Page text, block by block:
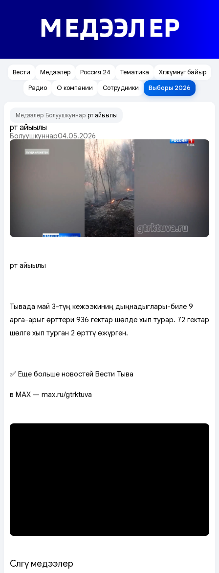
МЕДЭЭЛЕР
Вести Медээлер Россия 24 Тематика
Хөгжүмнүг байыр
Радио
О компании Сотрудники Выборы 2026
Медээлер Болуушкуннар Өрт айыылы
Өрт айыылы
Болуушкуннар04.05.2026
Өрт айыылы
Тывада май 3-түң кежээкиниң дыңнадыглары-биле 9
арга-арыг өрттери 936 гектар шөлде хып турар. 72 гектар
шөлге хып турган 2 өрттү өжүрген.
✅ Еще больше новостей Вести Тыва
в MAX — max.ru/gtrktuva
Сөөлгү медээлер